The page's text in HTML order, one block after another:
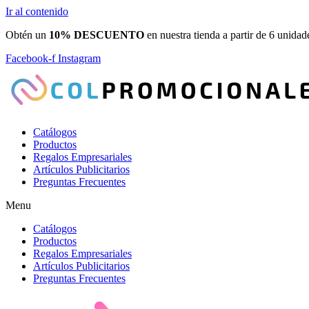
Ir al contenido
Obtén un 10% DESCUENTO en nuestra tienda a partir de 6
Facebook-f Instagram
Catálogos
Productos
Regalos Empresariales
Artículos Publicitarios
Preguntas Frecuentes
Menu
Catálogos
Productos
Regalos Empresariales
Artículos Publicitarios
Preguntas Frecuentes